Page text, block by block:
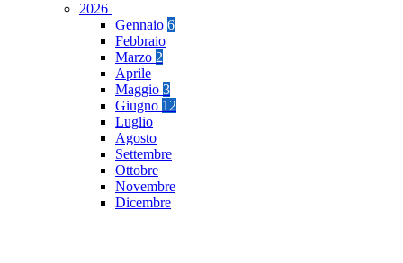
2026
Gennaio 6
Febbraio
Marzo 2
Aprile
Maggio 3
Giugno 12
Luglio
Agosto
Settembre
Ottobre
Novembre
Dicembre